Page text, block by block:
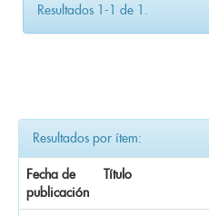
Resultados 1-1 de 1.
Resultados por ítem:
Fecha de
publicación
Título